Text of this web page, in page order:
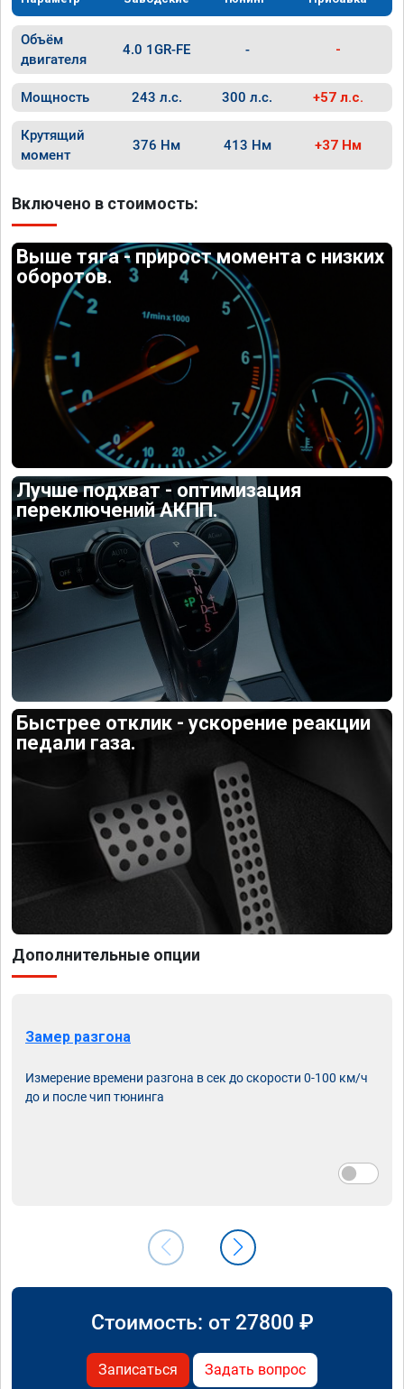
Объём
двигателя
4.0 1GR-FE - -
Мощность 243 л.с. 300 л.с. +57 л.с.
Крутящий
момент
376 Нм 413 Нм +37 Нм
Включено в стоимость:
Выше тяга - прирост момента с низких
оборотов.
Лучше подхват - оптимизация
переключений АКПП.
Быстрее отклик - ускорение реакции
педали газа.
Дополнительные опции
Замер разгона
Измерение времени разгона в сек до скорости 0-100 км/ч
до и после чип тюнинга
Стоимость: от 27800 ₽
Записаться Задать вопрос